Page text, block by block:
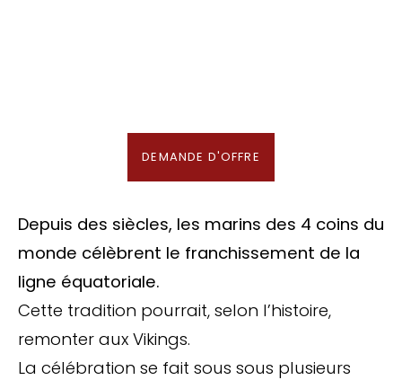
DEMANDE D'OFFRE
Depuis des siècles, les marins des 4 coins du
monde célèbrent le franchissement de la
ligne équatoriale.
Cette tradition pourrait, selon l’histoire,
remonter aux Vikings.
La célébration se fait sous sous plusieurs